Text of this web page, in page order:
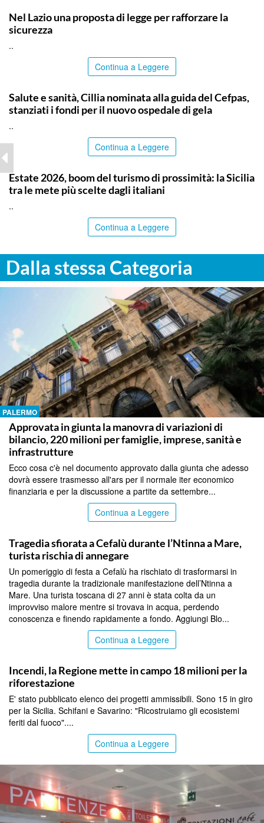
Nel Lazio una proposta di legge per rafforzare la
sicurezza
..
Continua a Leggere
Salute e sanità, Cillia nominata alla guida del Cefpas,
stanziati i fondi per il nuovo ospedale di gela
..
Continua a Leggere
PALERMO
Estate 2026, boom del turismo di prossimità: la Sicilia
tra le mete più scelte dagli italiani
..
Continua a Leggere
Dalla stessa Categoria
PALERMO
Approvata in giunta la manovra di variazioni di
bilancio, 220 milioni per famiglie, imprese, sanità e
infrastrutture
Ecco cosa c'è nel documento approvato dalla giunta che adesso
dovrà essere trasmesso all'ars per il normale iter economico
finanziaria e per la discussione a partite da settembre...
Continua a Leggere
Tragedia sfiorata a Cefalù durante l’Ntinna a Mare,
turista rischia di annegare
Un pomeriggio di festa a Cefalù ha rischiato di trasformarsi in
tragedia durante la tradizionale manifestazione dell’Ntinna a
Mare. Una turista toscana di 27 anni è stata colta da un
improvviso malore mentre si trovava in acqua, perdendo
conoscenza e finendo rapidamente a fondo. Aggiungi Blo...
Continua a Leggere
Incendi, la Regione mette in campo 18 milioni per la
riforestazione
E' stato pubblicato elenco dei progetti ammissibili. Sono 15 in giro
per la Sicilia. Schifani e Savarino: "Ricostruiamo gli ecosistemi
feriti dal fuoco"....
Continua a Leggere